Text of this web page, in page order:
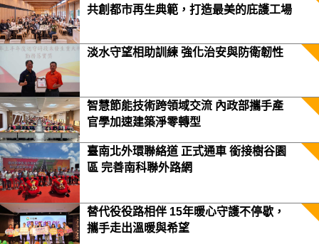
共創都市再生典範，打造最美的庇護工場
淡水守望相助訓練 強化治安與防衛韌性
智慧節能技術跨領域交流 內政部攜手產
官學加速建築淨零轉型
臺南北外環聯絡道 正式通車 銜接樹谷園
區 完善南科聯外路網
替代役役路相伴 15年暖心守護不停歇，
攜手走出溫暖與希望